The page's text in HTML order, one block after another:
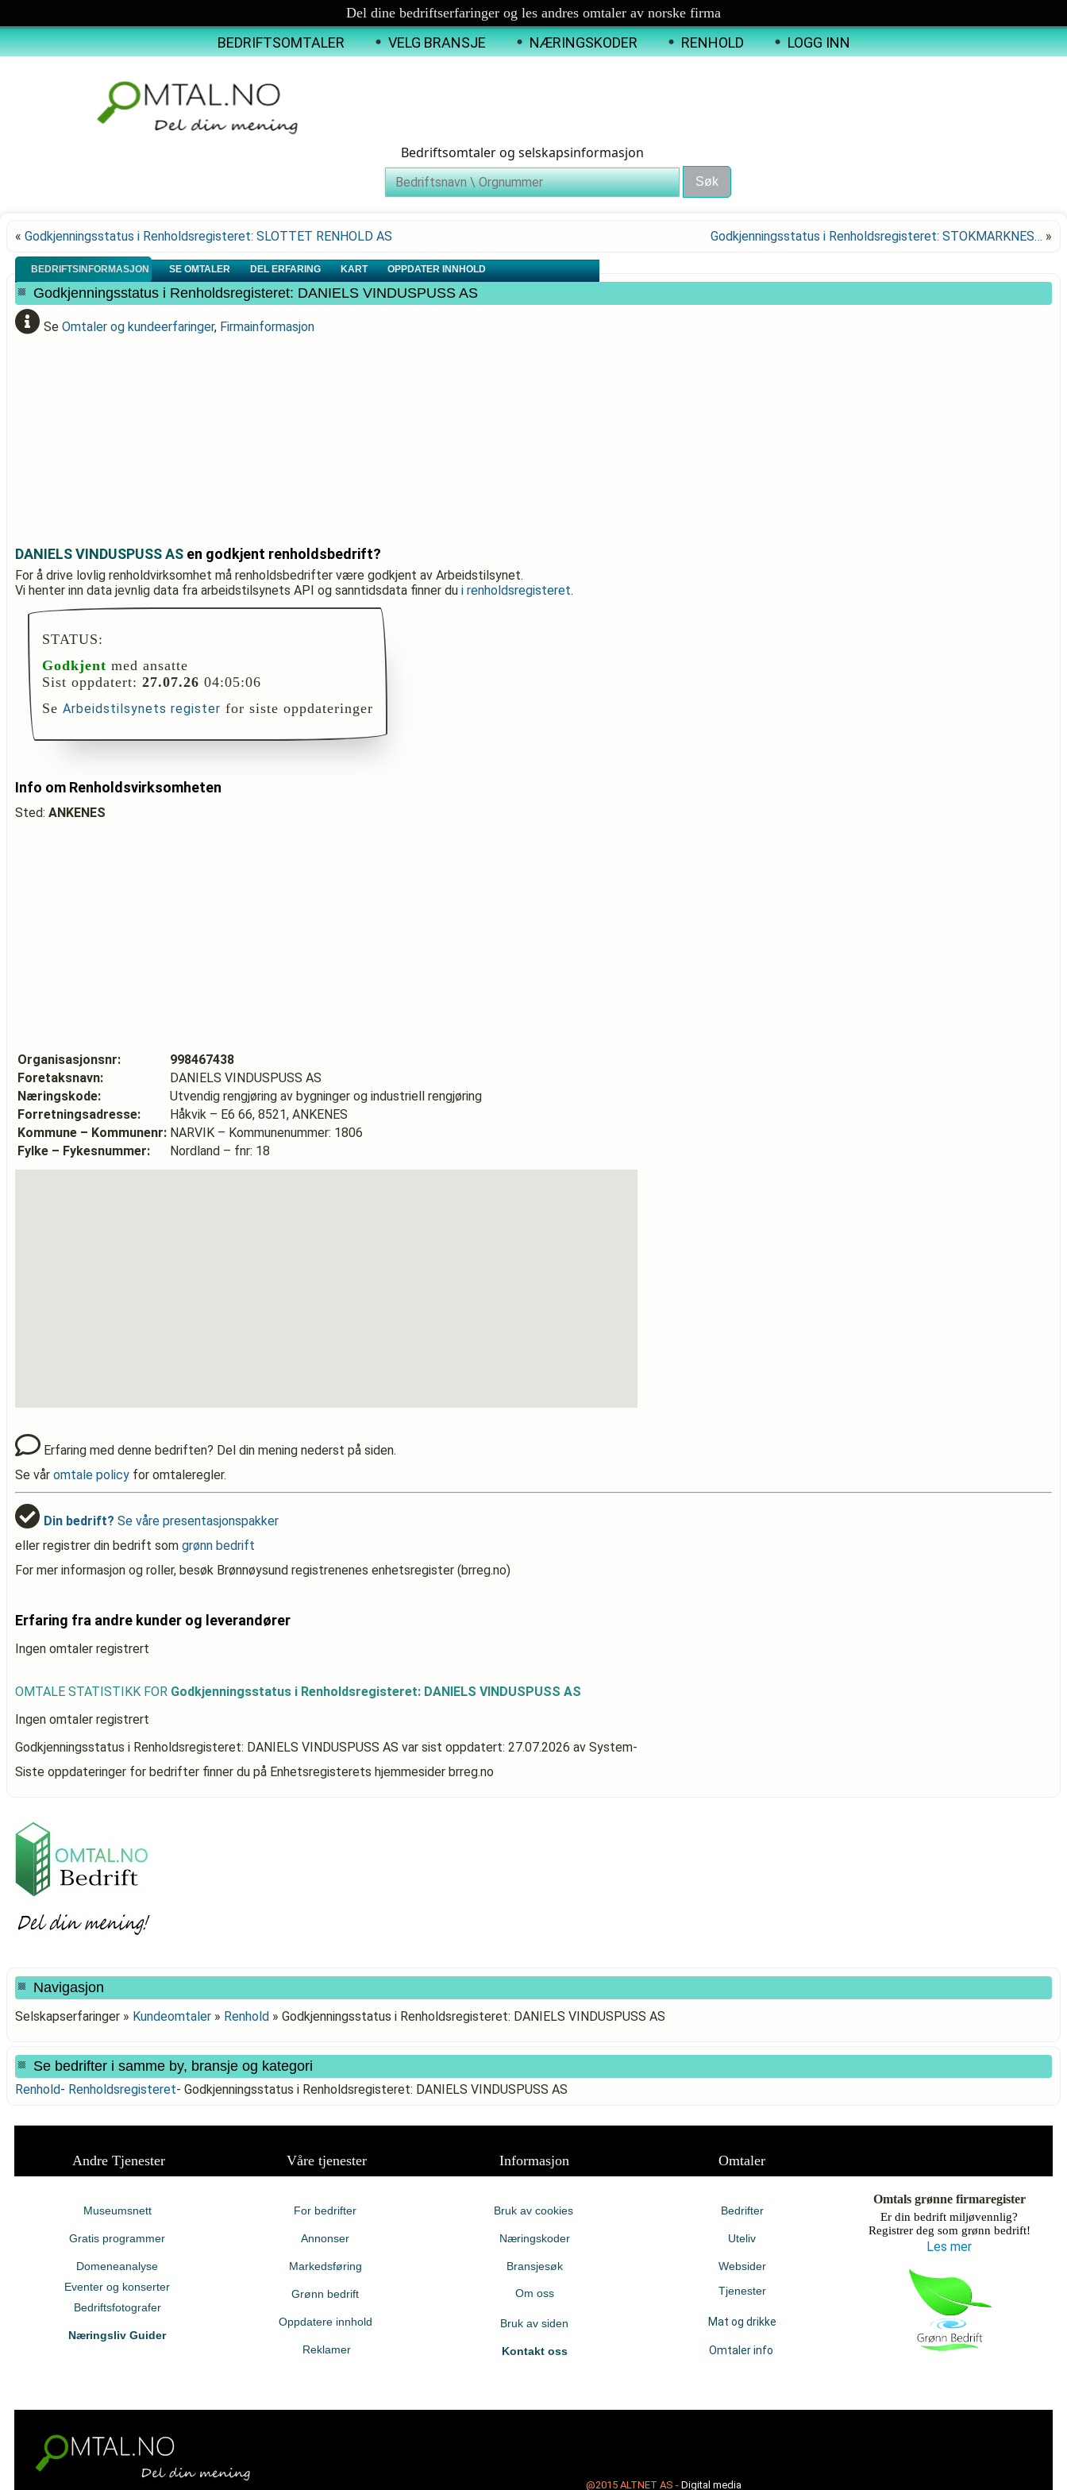
Del dine bedriftserfaringer og les andres omtaler av norske firma
BEDRIFTSOMTALER VELG BRANSJE NÆRINGSKODER RENHOLD LOGG INN
Bedriftsomtaler og selskapsinformasjon
« Godkjenningsstatus i Renholdsregisteret: SLOTTET RENHOLD AS Godkjenningsstatus i Renholdsregisteret: STOKMARKNES… »
BEDRIFTSINFORMASJON SE OMTALER DEL ERFARING KART OPPDATER INNHOLD
Godkjenningsstatus i Renholdsregisteret: DANIELS VINDUSPUSS AS
Se Omtaler og kundeerfaringer, Firmainformasjon
DANIELS VINDUSPUSS AS en godkjent renholdsbedrift?
For å drive lovlig renholdvirksomhet må renholdsbedrifter være godkjent av Arbeidstilsynet.
Vi henter inn data jevnlig data fra arbeidstilsynets API og sanntidsdata finner du i renholdsregisteret.
STATUS:
Godkjent med ansatte
Sist oppdatert: 27.07.26 04:05:06
Se Arbeidstilsynets register for siste oppdateringer
Info om Renholdsvirksomheten
Sted: ANKENES
Organisasjonsnr:
998467438
Foretaksnavn:
DANIELS VINDUSPUSS AS
Næringskode:
Utvendig rengjøring av bygninger og industriell rengjøring
Forretningsadresse:
Håkvik – E6 66, 8521, ANKENES
Kommune – Kommunenr: NARVIK – Kommunenummer: 1806
Fylke – Fykesnummer:
Nordland – fnr: 18
Erfaring med denne bedriften? Del din mening nederst på siden.
Se vår omtale policy for omtaleregler.
Din bedrift? Se våre presentasjonspakker
eller registrer din bedrift som grønn bedrift
For mer informasjon og roller, besøk Brønnøysund registrenenes enhetsregister (brreg.no)
Erfaring fra andre kunder og leverandører
Ingen omtaler registrert
OMTALE STATISTIKK FOR Godkjenningsstatus i Renholdsregisteret: DANIELS VINDUSPUSS AS
Ingen omtaler registrert
Godkjenningsstatus i Renholdsregisteret: DANIELS VINDUSPUSS AS var sist oppdatert: 27.07.2026 av System-
Siste oppdateringer for bedrifter finner du på Enhetsregisterets hjemmesider brreg.no
Navigasjon
Selskapserfaringer » Kundeomtaler » Renhold » Godkjenningsstatus i Renholdsregisteret: DANIELS VINDUSPUSS AS
Se bedrifter i samme by, bransje og kategori
Renhold- Renholdsregisteret- Godkjenningsstatus i Renholdsregisteret: DANIELS VINDUSPUSS AS
Andre Tjenester Våre tjenester Informasjon Omtaler
Museumsnett
Gratis programmer
Domeneanalyse
Eventer og konserter
Bedriftsfotografer
Næringsliv Guider
For bedrifter
Annonser
Markedsføring
Grønn bedrift
Oppdatere innhold
Reklamer
Bruk av cookies
Næringskoder
Bransjesøk
Om oss
Bruk av siden
Kontakt oss
Bedrifter
Uteliv
Websider
Tjenester
Mat og drikke
Omtaler info
Omtals grønne firmaregister
Er din bedrift miljøvennlig?
Registrer deg som grønn bedrift!
Les mer
@2015 ALTNET AS - Digital media